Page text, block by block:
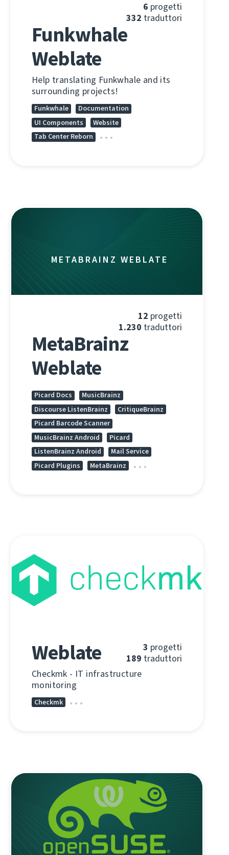
6 progetti
332 traduttori
Funkwhale
Weblate
Help translating Funkwhale and its
surrounding projects!
Funkwhale
Documentation
UI Components
Website
Tab Center Reborn
METABRAINZ WEBLATE
12 progetti
1.230 traduttori
MetaBrainz
Weblate
Picard Docs
MusicBrainz
Discourse ListenBrainz
CritiqueBrainz
Picard Barcode Scanner
MusicBrainz Android
Picard
ListenBrainz Android
Mail Service
Picard Plugins
MetaBrainz
3 progetti
189 traduttori
Weblate
Checkmk - IT infrastructure
monitoring
Checkmk